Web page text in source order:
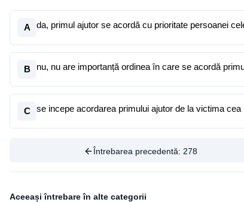
A da, primul ajutor se acordă cu prioritate persoanei
B nu, nu are importanță ordinea în care se acordă
C se incepe acordarea primului ajutor de la victima
Întrebarea precedentă: 278
Aceeași întrebare în alte categorii